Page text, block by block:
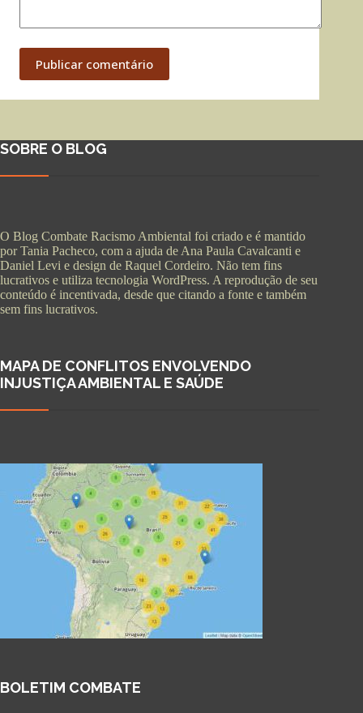
Publicar comentário
SOBRE O BLOG
O Blog Combate Racismo Ambiental foi criado e é mantido
por Tania Pacheco, com a ajuda de Ana Paula Cavalcanti e
Daniel Levi e design de Raquel Cordeiro. Não tem fins
lucrativos e utiliza tecnologia WordPress. A reprodução de seu
conteúdo é incentivada, desde que citando a fonte e também
sem fins lucrativos.
MAPA DE CONFLITOS ENVOLVENDO
INJUSTIÇA AMBIENTAL E SAÚDE
BOLETIM COMBATE